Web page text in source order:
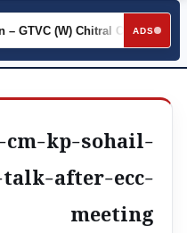
ADS
►
GTVC (W) Chitral City
kp-sohail-
after-ecc-
meeting